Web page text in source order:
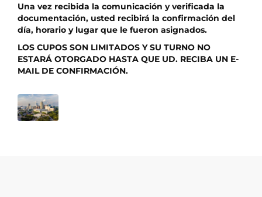
Una vez recibida la comunicación y verificada la
documentación, usted recibirá la confirmación del
día, horario y lugar que le fueron asignados.
LOS CUPOS SON LIMITADOS Y SU TURNO NO
ESTARÁ OTORGADO HASTA QUE UD. RECIBA UN E-
MAIL DE CONFIRMACIÓN.